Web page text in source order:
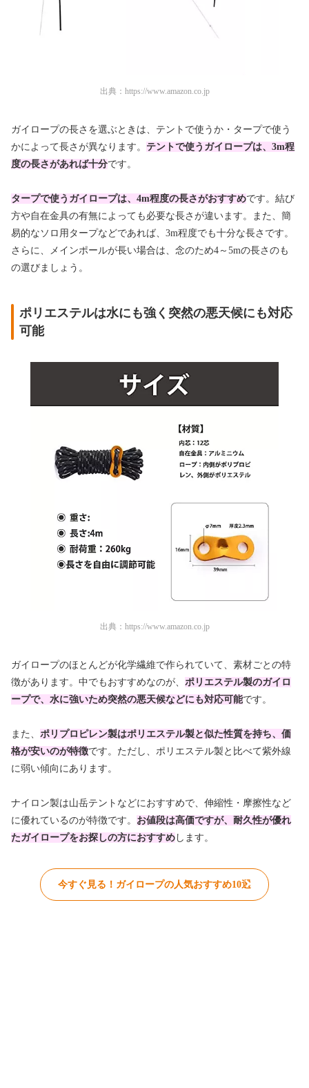
出典： https://www.amazon.co.jp
ガイロープの長さを選ぶときは、テントで使うか・タープで使う
かによって長さが異なります。 テントで使うガイロープは、3m程
度の長さがあれば十分です。
タープで使うガイロープは、4m程度の長さがおすすめです。結び
方や自在金具の有無によっても必要な長さが違います。また、簡
易的なソロ用タープなどであれば、3m程度でも十分な長さです。
さらに、メインポールが長い場合は、念のため4～5mの長さのも
の選びましょう。
ポリエステルは水にも強く突然の悪天候にも対応
可能
出典： https://www.amazon.co.jp
ガイロープのほとんどが化学繊維で作られていて、素材ごとの特
徴があります。中でもおすすめなのが、 ポリエステル製のガイロ
ープで、水に強いため突然の悪天候などにも対応可能です。
また、 ポリプロピレン製はポリエステル製と似た性質を持ち、価
格が安いのが特徴です。ただし、ポリエステル製と比べて紫外線
に弱い傾向にあります。
ナイロン製は山岳テントなどにおすすめで、伸縮性・摩擦性など
に優れているのが特徴です。 お値段は高価ですが、耐久性が優れ
たガイロープをお探しの方におすすめ します。
今すぐ見る！ガイロープの人気おすすめ10選